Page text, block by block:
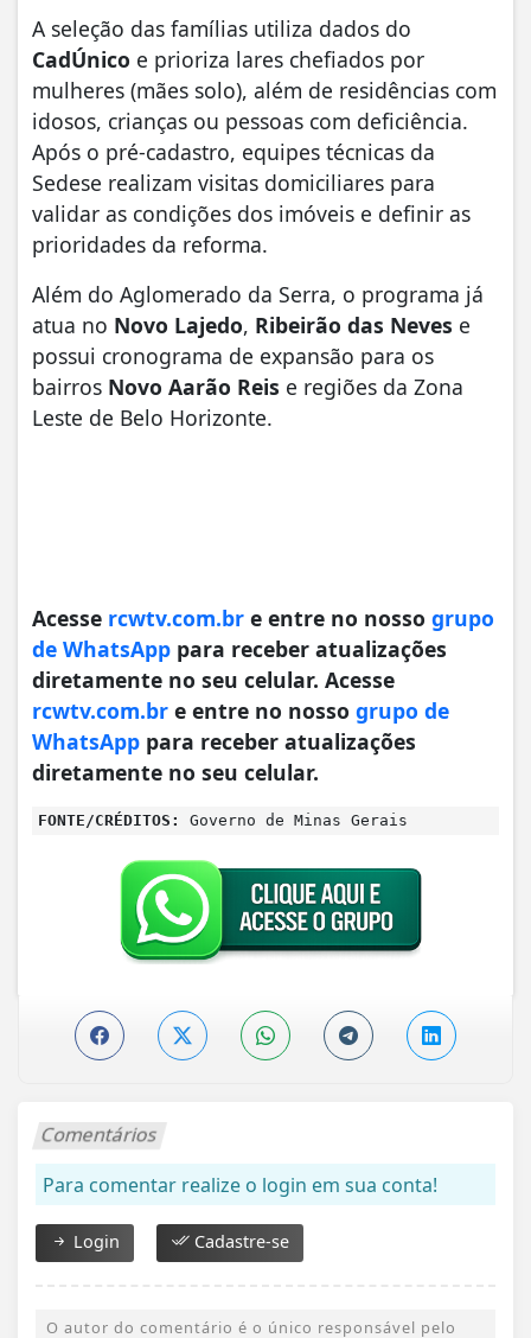
A seleção das famílias utiliza dados do
CadÚnico e prioriza lares chefiados por
mulheres (mães solo), além de residências com
idosos, crianças ou pessoas com deficiência.
Após o pré-cadastro, equipes técnicas da
Sedese realizam visitas domiciliares para
validar as condições dos imóveis e definir as
prioridades da reforma.
​Além do Aglomerado da Serra, o programa já
atua no Novo Lajedo, Ribeirão das Neves e
possui cronograma de expansão para os
bairros Novo Aarão Reis e regiões da Zona
Leste de Belo Horizonte.
Acesse rcwtv.com.br e entre no nosso grupo
de WhatsApp para receber atualizações
diretamente no seu celular. Acesse
rcwtv.com.br e entre no nosso grupo de
WhatsApp para receber atualizações
diretamente no seu celular.
FONTE/CRÉDITOS: Governo de Minas Gerais
Comentários
Para comentar realize o login em sua conta!
Login Cadastre-se
O autor do comentário é o único responsável pelo